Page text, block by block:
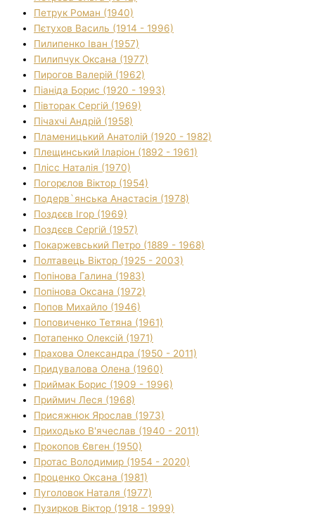
Петрук Роман (1940)
Пєтухов Василь (1914 - 1996)
Пилипенко Іван (1957)
Пилипчук Оксана (1977)
Пирогов Валерій (1962)
Піаніда Борис (1920 - 1993)
Півторак Сергій (1969)
Пічахчі Андрій (1958)
Пламеницький Анатолій (1920 - 1982)
Плещинський Іларіон (1892 - 1961)
Плісс Наталія (1970)
Погорєлов Віктор (1954)
Подерв`янська Анастасія (1978)
Поздєєв Ігор (1969)
Поздєєв Сергій (1957)
Покаржевський Петро (1889 - 1968)
Полтавець Віктор (1925 - 2003)
Попінова Галина (1983)
Попінова Оксана (1972)
Попов Михайло (1946)
Поповиченко Тетяна (1961)
Потапенко Олексій (1971)
Прахова Олександра (1950 - 2011)
Придувалова Олена (1960)
Приймак Борис (1909 - 1996)
Приймич Леся (1968)
Присяжнюк Ярослав (1973)
Приходько В'ячеслав (1940 - 2011)
Прокопов Євген (1950)
Протас Володимир (1954 - 2020)
Проценко Оксана (1981)
Пуголовок Наталя (1977)
Пузирков Віктор (1918 - 1999)